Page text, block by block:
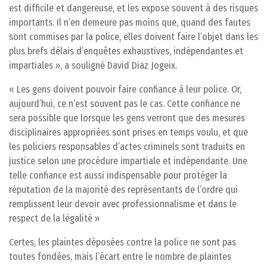
est difficile et dangereuse, et les expose souvent à des risques
importants. Il n’en demeure pas moins que, quand des fautes
sont commises par la police, elles doivent faire l’objet dans les
plus brefs délais d’enquêtes exhaustives, indépendantes et
impartiales », a souligné David Diaz Jogeix.
« Les gens doivent pouvoir faire confiance à leur police. Or,
aujourd’hui, ce n’est souvent pas le cas. Cette confiance ne
sera possible que lorsque les gens verront que des mesures
disciplinaires appropriées sont prises en temps voulu, et que
les policiers responsables d’actes criminels sont traduits en
justice selon une procédure impartiale et indépendante. Une
telle confiance est aussi indispensable pour protéger la
réputation de la majorité des représentants de l’ordre qui
remplissent leur devoir avec professionnalisme et dans le
respect de la légalité »
Certes, les plaintes déposées contre la police ne sont pas
toutes fondées, mais l’écart entre le nombre de plaintes